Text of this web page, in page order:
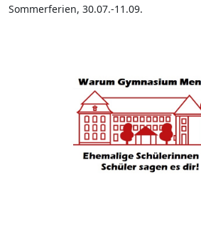
Sommerferien, 30.07.-11.09.